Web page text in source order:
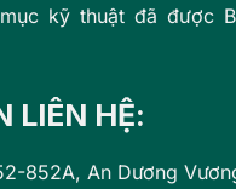
kỹ thuật đã được
LIÊN HỆ:
852A, An Dương